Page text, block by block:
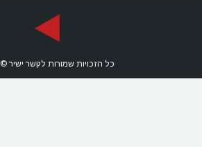
כל הזכויות שמורות לקשר ישיר © 2019